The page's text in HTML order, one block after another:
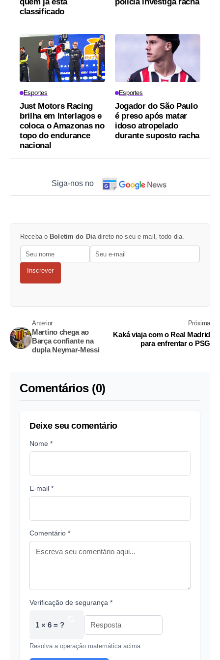
classificado
Esportes
Just Motors Racing
brilha em Interlagos e
coloca o Amazonas no
topo do endurance
nacional
Esportes
Jogador do São Paulo
é preso após matar
idoso atropelado
durante suposto racha
Siga-nos no
Receba o Boletim do Dia direto no seu e-mail, todo dia.
Inscrever
Anterior
Martino chega ao
Barça confiante na
dupla Neymar-Messi
Próxima
Kaká viaja com o Real Madrid
para enfrentar o PSG
Comentários (0)
Deixe seu comentário
Nome *
E-mail *
Comentário *
Verificação de segurança *
1 × 6 = ?
Resolva a operação matemática acima